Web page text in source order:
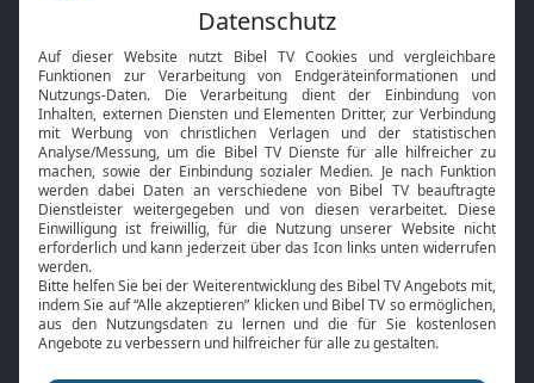
Neuigkeiten
Mobile App
Smart TV
HbbTV
Bibelthek Online-Bibel
Nächster Gottesdienst
Bibel TV
Über uns
Jobs
Service
Kontakt
TV-Empfang